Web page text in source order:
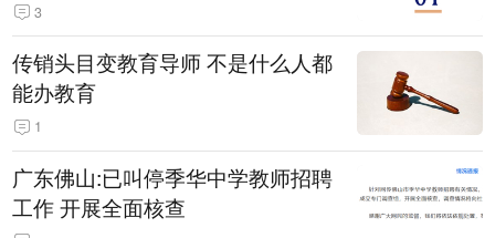
3
传销头目变教育导师 不是什么人都
能办教育
1
广东佛山:已叫停季华中学教师招聘
工作 开展全面核查